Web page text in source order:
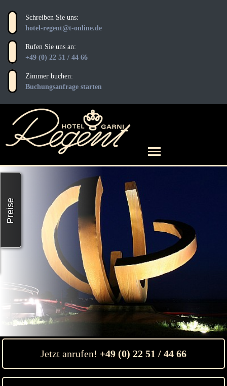
Preise
Schreiben Sie uns:
hotel-regent@t-online.de
Rufen Sie uns an:
+49 (0) 22 51 / 44 66
Zimmer buchen:
Buchungsanfrage starten
Jetzt anrufen! +49 (0) 22 51 / 44 66